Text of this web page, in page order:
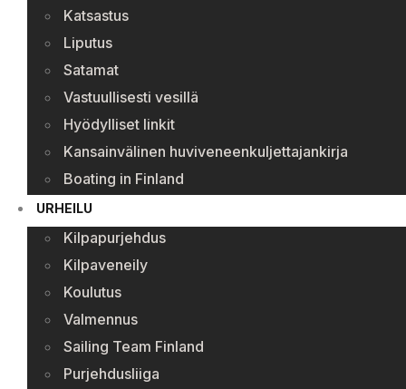
Katsastus
Liputus
Satamat
Vastuullisesti vesillä
Hyödylliset linkit
Kansainvälinen huviveneenkuljettajankirja
Boating in Finland
URHEILU
Kilpapurjehdus
Kilpaveneily
Koulutus
Valmennus
Sailing Team Finland
Purjehdusliiga